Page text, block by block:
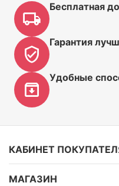
Бесплатная
Гарантия
Удобные
КАБИНЕТ
МАГАЗИН